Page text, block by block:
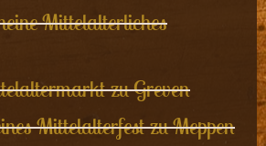
Mittelalterliches
zu Greven
Mittelalterfest zu Meppen